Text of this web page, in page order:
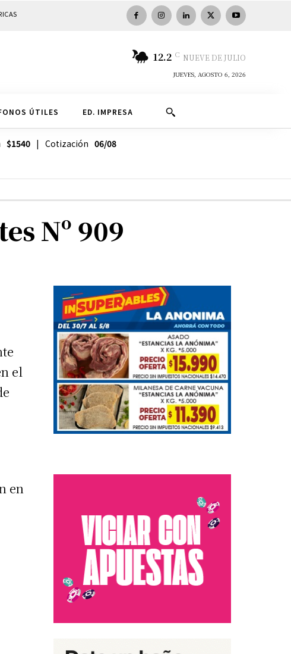
12.2 C NUEVE DE JULIO
JUEVES, AGOSTO 6, 2026
ÚTILES ED. IMPRESA
$1540| Cotización 06/08
Nº 909
el
en